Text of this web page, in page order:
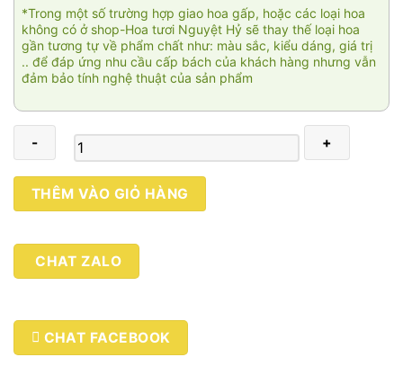
*Trong một số trường hợp giao hoa gấp, hoặc các loại hoa
không có ở shop-Hoa tươi Nguyệt Hỷ sẽ thay thế loại hoa
gần tương tự về phẩm chất như: màu sắc, kiểu dáng, giá trị
.. để đáp ứng nhu cầu cấp bách của khách hàng nhưng vẫn
đảm bảo tính nghệ thuật của sản phẩm
Mầm
yêu
số
lượng
THÊM VÀO GIỎ HÀNG
CHAT ZALO
CHAT FACEBOOK